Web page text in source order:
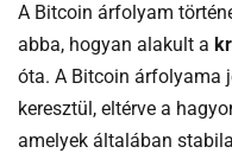
A Bitcoin árfolyam
abba, hogyan alakult a
óta. A Bitcoin árfolyama
keresztül, eltérve a
amelyek általában